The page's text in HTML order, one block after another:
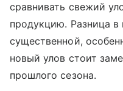
сравнивать свежий
продукцию. Разница
существенной,
новый улов стоит
прошлого сезона.